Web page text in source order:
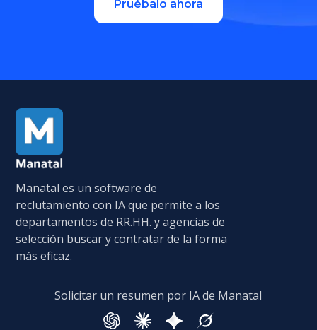
Pruébalo ahora
Manatal es un software de
reclutamiento con IA que permite a los
departamentos de RR.HH. y agencias de
selección buscar y contratar de la forma
más eficaz.
Solicitar un resumen por IA de Manatal